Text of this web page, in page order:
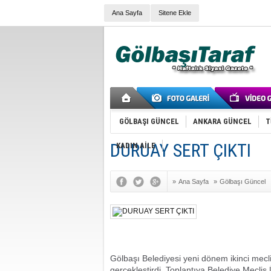
Ana Sayfa Sitene Ekle
GÖLBAŞI GÜNCEL ANKARA GÜNCEL
KADIN AİLE
DURUAY SERT ÇIKTI
» Ana Sayfa » Gölbaşı Güncel
Gölbaşı Belediyesi yeni dönem ikinci